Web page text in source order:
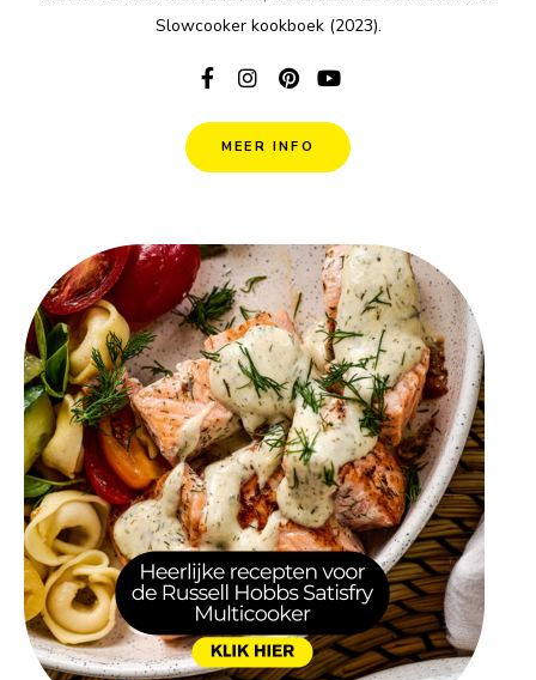
Slowcooker kookboek (2023).
MEER INFO